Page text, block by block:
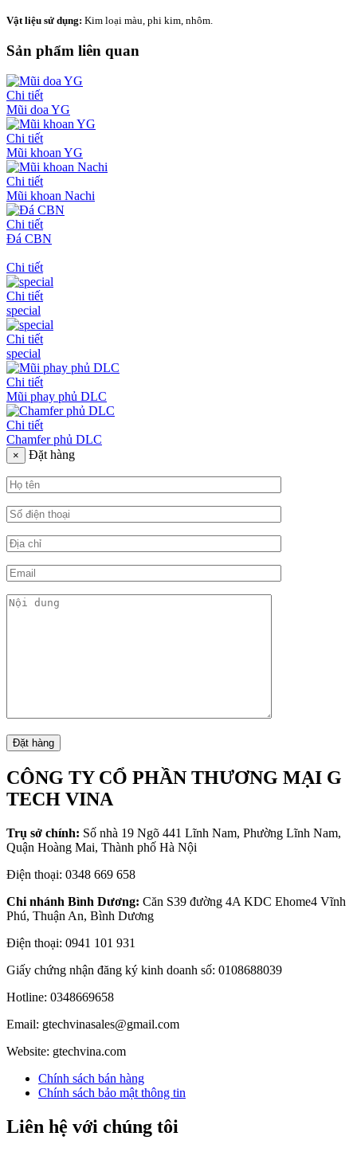
Vật liệu sử dụng: Kim loại màu, phi kim, nhôm.
Sản phẩm liên quan
Chi tiết
Mũi doa YG
Chi tiết
Mũi khoan YG
Chi tiết
Mũi khoan Nachi
Chi tiết
Đá CBN
Chi tiết
Chi tiết
special
Chi tiết
special
Chi tiết
Mũi phay phủ DLC
Chi tiết
Chamfer phủ DLC
× Đặt hàng
CÔNG TY CỔ PHẦN THƯƠNG MẠI G
TECH VINA
Trụ sở chính: Số nhà 19 Ngõ 441 Lĩnh Nam, Phường Lĩnh Nam,
Quận Hoàng Mai, Thành phố Hà Nội
Điện thoại: 0348 669 658
Chi nhánh Bình Dương: Căn S39 đường 4A KDC Ehome4 Vĩnh
Phú, Thuận An, Bình Dương
Điện thoại: 0941 101 931
Giấy chứng nhận đăng ký kinh doanh số: 0108688039
Hotline: 0348669658
Email: gtechvinasales@gmail.com
Website: gtechvina.com
Chính sách bán hàng
Chính sách bảo mật thông tin
Liên hệ với chúng tôi